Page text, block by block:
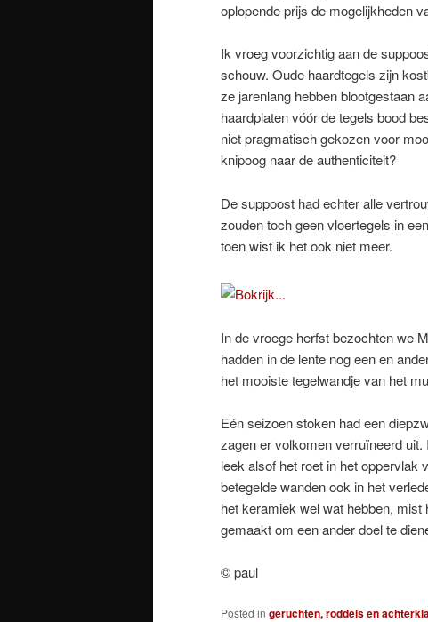
oplopende prijs de mogelijkheden
Ik vroeg voorzichtig aan de
schouw. Oude haardtegels zijn
ze jarenlang hebben blootgestaan
haardplaten vóór de tegels bood
niet pragmatisch gekozen voor
knipoog naar de authenticiteit?
De suppoost had echter alle
zouden toch geen vloertegels in
toen wist ik het ook niet meer.
In de vroege herfst bezochten we
hadden in de lente nog een en
het mooiste tegelwandje van het
Eén seizoen stoken had een
zagen er volkomen verruïneerd
leek alsof het roet in het oppervlak
betegelde wanden ook in het
het keramiek wel wat hebben,
gemaakt om een ander doel te
© paul
Posted in geruchten, roddels en